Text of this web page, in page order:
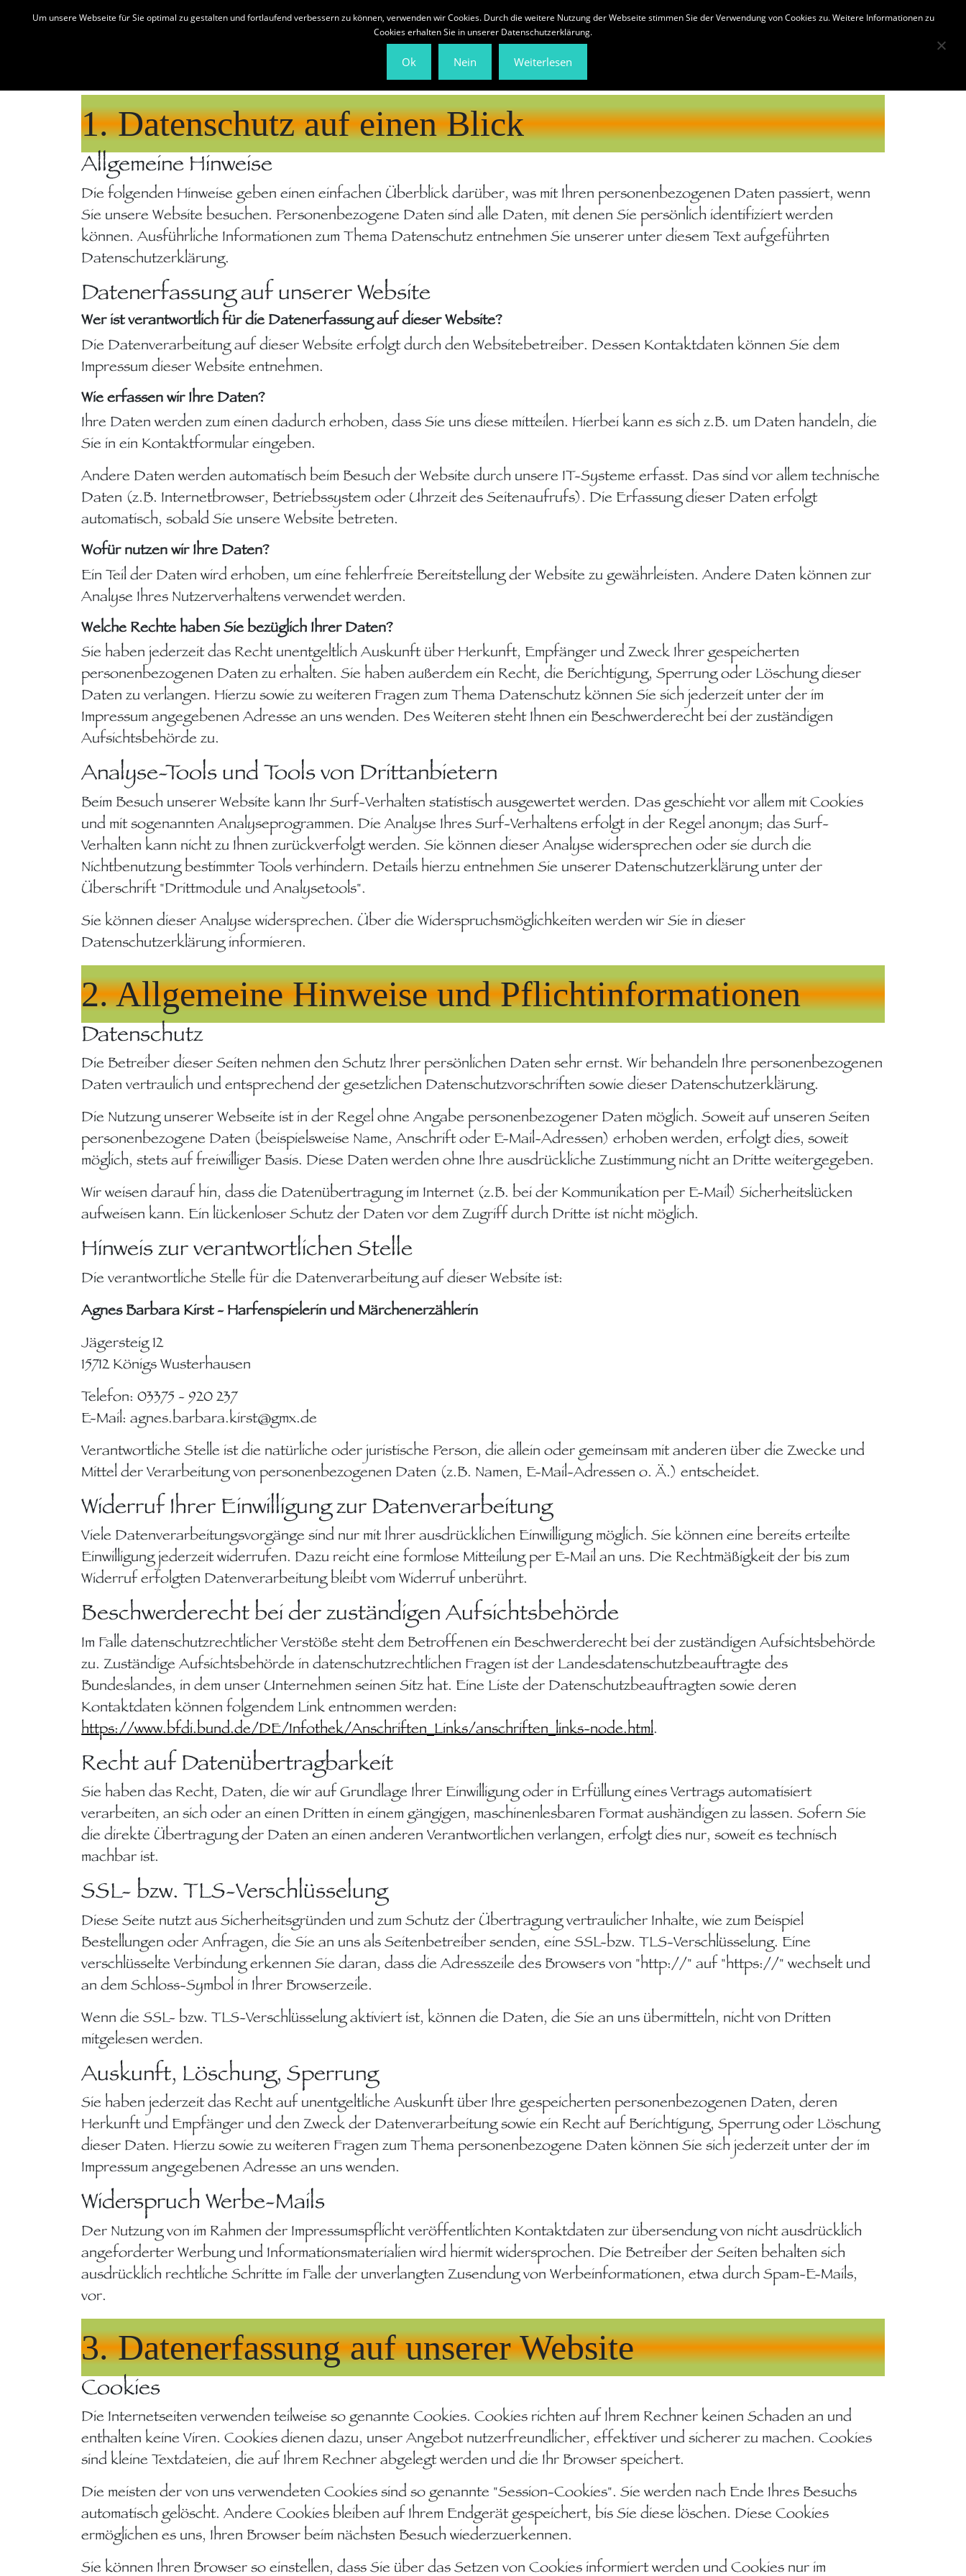
Märchenhütte Märchen & Harfe Feste Lebensgeschichten Neu! Termine Sonstiges
1. Datenschutz auf einen Blick
Allgemeine Hinweise
Die folgenden Hinweise geben einen einfachen Überblick darüber, was mit Ihren personenbezogenen Daten passiert, wenn
Sie unsere Website besuchen. Personenbezogene Daten sind alle Daten, mit denen Sie persönlich identifiziert werden
können. Ausführliche Informationen zum Thema Datenschutz entnehmen Sie unserer unter diesem Text aufgeführten
Datenschutzerklärung.
Datenerfassung auf unserer Website
Wer ist verantwortlich für die Datenerfassung auf dieser Website?
Die Datenverarbeitung auf dieser Website erfolgt durch den Websitebetreiber. Dessen Kontaktdaten können Sie dem
Impressum dieser Website entnehmen.
Wie erfassen wir Ihre Daten?
Ihre Daten werden zum einen dadurch erhoben, dass Sie uns diese mitteilen. Hierbei kann es sich z.B. um Daten handeln, die
Sie in ein Kontaktformular eingeben.
Andere Daten werden automatisch beim Besuch der Website durch unsere IT-Systeme erfasst. Das sind vor allem technische
Daten (z.B. Internetbrowser, Betriebssystem oder Uhrzeit des Seitenaufrufs). Die Erfassung dieser Daten erfolgt
automatisch, sobald Sie unsere Website betreten.
Wofür nutzen wir Ihre Daten?
Ein Teil der Daten wird erhoben, um eine fehlerfreie Bereitstellung der Website zu gewährleisten. Andere Daten können zur
Analyse Ihres Nutzerverhaltens verwendet werden.
Welche Rechte haben Sie bezüglich Ihrer Daten?
Sie haben jederzeit das Recht unentgeltlich Auskunft über Herkunft, Empfänger und Zweck Ihrer gespeicherten
personenbezogenen Daten zu erhalten. Sie haben außerdem ein Recht, die Berichtigung, Sperrung oder Löschung dieser
Daten zu verlangen. Hierzu sowie zu weiteren Fragen zum Thema Datenschutz können Sie sich jederzeit unter der im
Impressum angegebenen Adresse an uns wenden. Des Weiteren steht Ihnen ein Beschwerderecht bei der zuständigen
Aufsichtsbehörde zu.
Analyse-Tools und Tools von Drittanbietern
Beim Besuch unserer Website kann Ihr Surf-Verhalten statistisch ausgewertet werden. Das geschieht vor allem mit Cookies
und mit sogenannten Analyseprogrammen. Die Analyse Ihres Surf-Verhaltens erfolgt in der Regel anonym; das Surf-
Verhalten kann nicht zu Ihnen zurückverfolgt werden. Sie können dieser Analyse widersprechen oder sie durch die
Nichtbenutzung bestimmter Tools verhindern. Details hierzu entnehmen Sie unserer Datenschutzerklärung unter der
Überschrift "Drittmodule und Analysetools".
Sie können dieser Analyse widersprechen. Über die Widerspruchsmöglichkeiten werden wir Sie in dieser
Datenschutzerklärung informieren.
2. Allgemeine Hinweise und Pflichtinformationen
Datenschutz
Die Betreiber dieser Seiten nehmen den Schutz Ihrer persönlichen Daten sehr ernst. Wir behandeln Ihre personenbezogenen
Daten vertraulich und entsprechend der gesetzlichen Datenschutzvorschriften sowie dieser Datenschutzerklärung.
Die Nutzung unserer Webseite ist in der Regel ohne Angabe personenbezogener Daten möglich. Soweit auf unseren Seiten
personenbezogene Daten (beispielsweise Name, Anschrift oder E-Mail-Adressen) erhoben werden, erfolgt dies, soweit
möglich, stets auf freiwilliger Basis. Diese Daten werden ohne Ihre ausdrückliche Zustimmung nicht an Dritte weitergegeben.
Wir weisen darauf hin, dass die Datenübertragung im Internet (z.B. bei der Kommunikation per E-Mail) Sicherheitslücken
aufweisen kann. Ein lückenloser Schutz der Daten vor dem Zugriff durch Dritte ist nicht möglich.
Hinweis zur verantwortlichen Stelle
Die verantwortliche Stelle für die Datenverarbeitung auf dieser Website ist:
Agnes Barbara Kirst - Harfenspielerin und Märchenerzählerin
Jägersteig 12
15712 Königs Wusterhausen
Telefon: 03375 - 920 237
E-Mail: agnes.barbara.kirst@gmx.de
Verantwortliche Stelle ist die natürliche oder juristische Person, die allein oder gemeinsam mit anderen über die Zwecke und
Mittel der Verarbeitung von personenbezogenen Daten (z.B. Namen, E-Mail-Adressen o. Ä.) entscheidet.
Widerruf Ihrer Einwilligung zur Datenverarbeitung
Viele Datenverarbeitungsvorgänge sind nur mit Ihrer ausdrücklichen Einwilligung möglich. Sie können eine bereits erteilte
Einwilligung jederzeit widerrufen. Dazu reicht eine formlose Mitteilung per E-Mail an uns. Die Rechtmäßigkeit der bis zum
Widerruf erfolgten Datenverarbeitung bleibt vom Widerruf unberührt.
Beschwerderecht bei der zuständigen Aufsichtsbehörde
Im Falle datenschutzrechtlicher Verstöße steht dem Betroffenen ein Beschwerderecht bei der zuständigen Aufsichtsbehörde
zu. Zuständige Aufsichtsbehörde in datenschutzrechtlichen Fragen ist der Landesdatenschutzbeauftragte des
Bundeslandes, in dem unser Unternehmen seinen Sitz hat. Eine Liste der Datenschutzbeauftragten sowie deren
Kontaktdaten können folgendem Link entnommen werden:
https://www.bfdi.bund.de/DE/Infothek/Anschriften_Links/anschriften_links-node.html.
Recht auf Datenübertragbarkeit
Sie haben das Recht, Daten, die wir auf Grundlage Ihrer Einwilligung oder in Erfüllung eines Vertrags automatisiert
verarbeiten, an sich oder an einen Dritten in einem gängigen, maschinenlesbaren Format aushändigen zu lassen. Sofern Sie
die direkte Übertragung der Daten an einen anderen Verantwortlichen verlangen, erfolgt dies nur, soweit es technisch
machbar ist.
SSL- bzw. TLS-Verschlüsselung
Diese Seite nutzt aus Sicherheitsgründen und zum Schutz der Übertragung vertraulicher Inhalte, wie zum Beispiel
Bestellungen oder Anfragen, die Sie an uns als Seitenbetreiber senden, eine SSL-bzw. TLS-Verschlüsselung. Eine
verschlüsselte Verbindung erkennen Sie daran, dass die Adresszeile des Browsers von "http://" auf "https://" wechselt und
an dem Schloss-Symbol in Ihrer Browserzeile.
Wenn die SSL- bzw. TLS-Verschlüsselung aktiviert ist, können die Daten, die Sie an uns übermitteln, nicht von Dritten
mitgelesen werden.
Auskunft, Löschung, Sperrung
Sie haben jederzeit das Recht auf unentgeltliche Auskunft über Ihre gespeicherten personenbezogenen Daten, deren
Herkunft und Empfänger und den Zweck der Datenverarbeitung sowie ein Recht auf Berichtigung, Sperrung oder Löschung
dieser Daten. Hierzu sowie zu weiteren Fragen zum Thema personenbezogene Daten können Sie sich jederzeit unter der im
Impressum angegebenen Adresse an uns wenden.
Widerspruch Werbe-Mails
Der Nutzung von im Rahmen der Impressumspflicht veröffentlichten Kontaktdaten zur übersendung von nicht ausdrücklich
angeforderter Werbung und Informationsmaterialien wird hiermit widersprochen. Die Betreiber der Seiten behalten sich
ausdrücklich rechtliche Schritte im Falle der unverlangten Zusendung von Werbeinformationen, etwa durch Spam-E-Mails,
vor.
3. Datenerfassung auf unserer Website
Cookies
Die Internetseiten verwenden teilweise so genannte Cookies. Cookies richten auf Ihrem Rechner keinen Schaden an und
enthalten keine Viren. Cookies dienen dazu, unser Angebot nutzerfreundlicher, effektiver und sicherer zu machen. Cookies
sind kleine Textdateien, die auf Ihrem Rechner abgelegt werden und die Ihr Browser speichert.
Die meisten der von uns verwendeten Cookies sind so genannte "Session-Cookies". Sie werden nach Ende Ihres Besuchs
automatisch gelöscht. Andere Cookies bleiben auf Ihrem Endgerät gespeichert, bis Sie diese löschen. Diese Cookies
ermöglichen es uns, Ihren Browser beim nächsten Besuch wiederzuerkennen.
Sie können Ihren Browser so einstellen, dass Sie über das Setzen von Cookies informiert werden und Cookies nur im
Um unsere Webseite für Sie optimal zu gestalten und fortlaufend verbessern zu können, verwenden wir Cookies. Durch die weitere Nutzung der Webseite stimmen Sie der Verwendung von Cookies zu. Weitere Informationen zu
Cookies erhalten Sie in unserer Datenschutzerklärung.
Ok Nein Weiterlesen